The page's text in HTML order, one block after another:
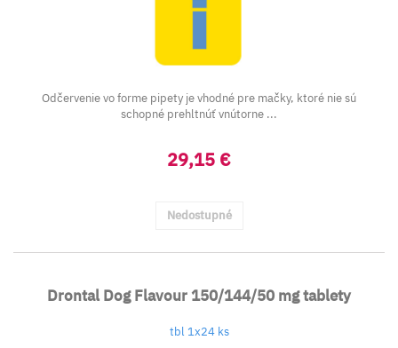
Odčervenie vo forme pipety je vhodné pre mačky, ktoré nie sú
schopné prehltnúť vnútorne ...
29,15 €
Nedostupné
Drontal Dog Flavour 150/144/50 mg tablety
tbl 1x24 ks